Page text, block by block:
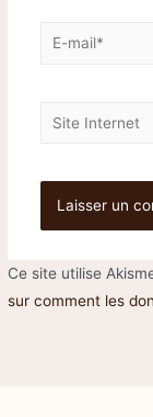
Ce site utilise
sur comment les